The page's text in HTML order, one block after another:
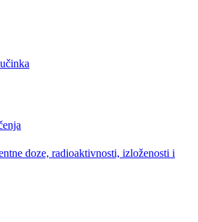
doze, radioaktivnosti, izloženosti i